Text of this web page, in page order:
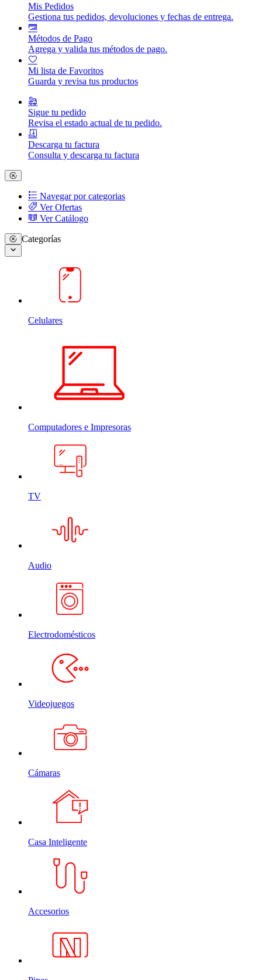
Mis Pedidos
Gestiona tus pedidos, devoluciones y fechas de entrega.
Métodos de Pago
Agrega y valida tus métodos de pago.
Mi lista de Favoritos
Guarda y revisa tus productos
Sigue tu pedido
Revisa el estado actual de tu pedido.
Descarga tu factura
Consulta y descarga tu factura
Navegar por categorias
Ver Ofertas
Ver Catálogo
Categorías
Celulares
Computadores e Impresoras
TV
Audio
Electrodomésticos
Videojuegos
Cámaras
Casa Inteligente
Accesorios